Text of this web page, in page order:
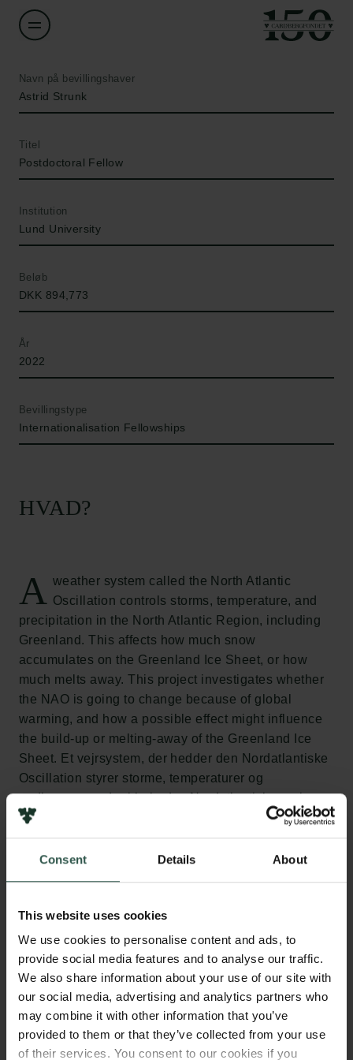
Consent Details About
This website uses cookies
We use cookies to personalise content and ads, to
provide social media features and to analyse our traffic.
We also share information about your use of our site with
our social media, advertising and analytics partners who
may combine it with other information that you’ve
provided to them or that they’ve collected from your use
of their services. You consent to our cookies if you
Navn på bevillingshaver
Astrid Strunk
Titel
Postdoctoral Fellow
Institution
Lund University
Beløb
DKK 894,773
År
2022
Bevillingstype
Internationalisation Fellowships
HVAD?
A
weather system called the North Atlantic
Oscillation controls storms, temperature, and
precipitation in the North Atlantic Region, including
Greenland. This affects how much snow
accumulates on the Greenland Ice Sheet, or how
much melts away. This project investigates whether
the NAO is going to change because of global
warming, and how a possible effect might influence
the build-up or melting-away of the Greenland Ice
Sheet. Et vejrsystem, der hedder den Nordatlantiske
Oscillation styrer storme, temperaturer og
nedbørsmængder i hele den Nordatlantiske region,
også i Grønland. Vejrsystemet har indflydelse på
hvor store mængder sne, der falder over
Indlandsisen i Grønland - eller hvor meget der
hvordan en mulig forandring vil påvirke
Indlandsisens størrelse.
HVORFOR?